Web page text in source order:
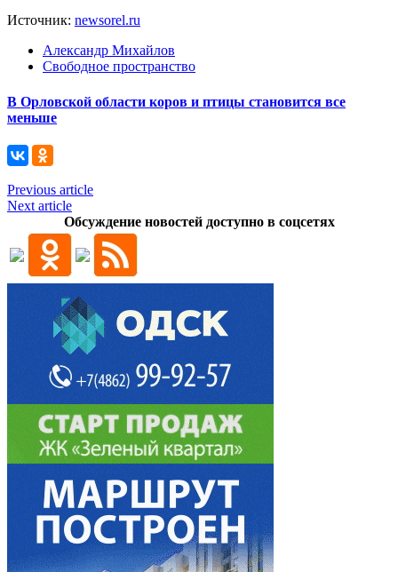
Источник: newsorel.ru
Александр Михайлов
Свободное пространство
В Орловской области коров и птицы становится все
меньше
Previous article
Next article
Обсуждение новостей доступно в соцсетях